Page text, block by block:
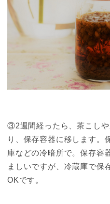
③2週間経ったら、茶こしや
り、保存容器に移します。
庫などの冷暗所で。保存容
ましいですが、冷蔵庫で保
OKです。